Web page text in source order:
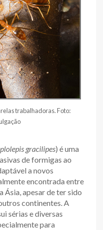
trabalhadoras. Foto:
gracilipes) é uma
de formigas ao
a novos
encontrada entre
Ásia, apesar de ter sido
continentes. A
sérias e diversas
para